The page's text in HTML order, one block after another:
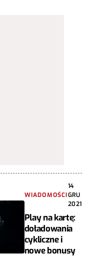
WIADOMOŚCI
14
GRU
2021
Play na kartę:
doładowania
cykliczne i
nowe bonusy